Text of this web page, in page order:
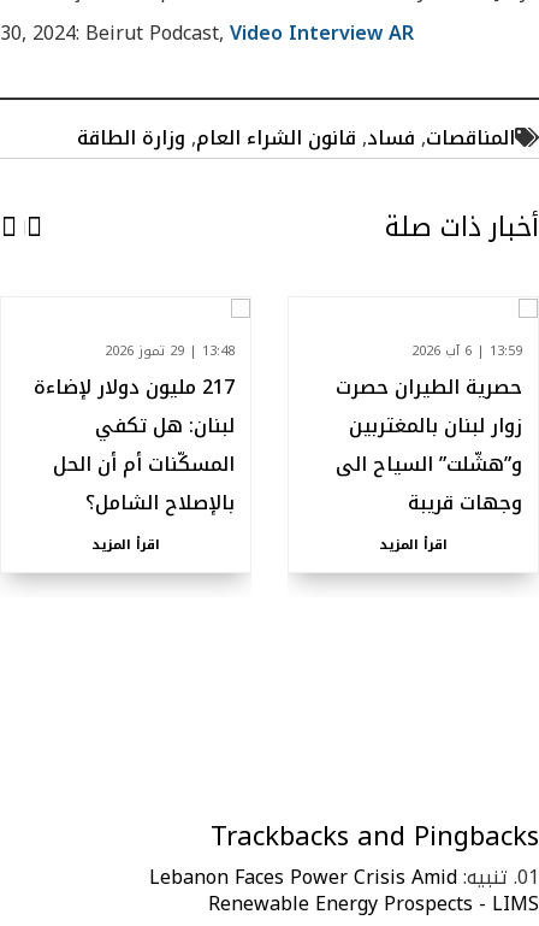
30, 2024: Beirut Podcast,Video Interview AR
المناقصات,فساد,قانون الشراء العام,وزارة الطاقة
أخبار ذات صلة
13:59 | 6 آب 2026
حصرية الطيران حصرت
زوار لبنان بالمغتربين
و”هشّلت” السياح الى
وجهات قريبة
اقرأ المزيد
13:48 | 29 تموز 2026
217 مليون دولار لإضاءة
لبنان: هل تكفي
المسكّنات أم أن الحل
بالإصلاح الشامل؟
اقرأ المزيد
Trackbacks and Pingbacks
تنبيه:Lebanon Faces Power Crisis Amid
Renewable Energy Prospects - LIMS